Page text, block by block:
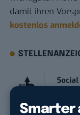
Smarter
damit ihren
kostenlos